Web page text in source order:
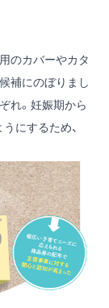
のカバーやカタ
補にのぼりまし
れ。妊娠期から
にするため、